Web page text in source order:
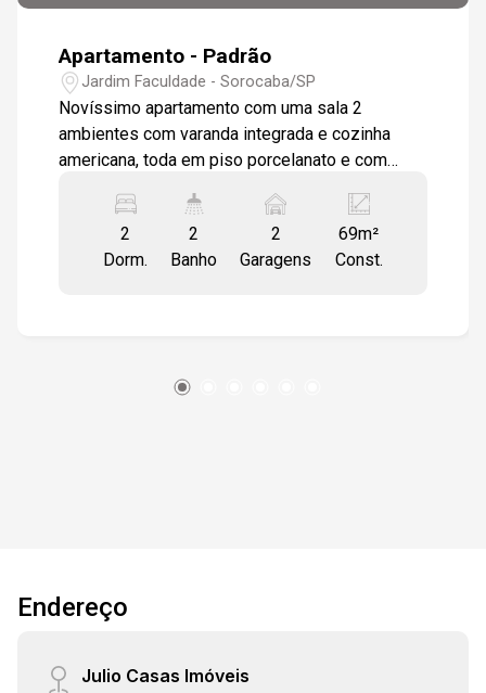
16:30
17:00
18:00
19:00
Apartamento - Padrão
Jardim Faculdade - Sorocaba/SP
Novíssimo apartamento com uma sala 2
ambientes com varanda integrada e cozinha
americana, toda em piso porcelanato e com
suíte, dormitórios com instalação para Split,
banheiro social e lavanderia. 2 vagas de
garagem coberta e demarcadas Cozinha toda
2
Dorm.
2
Banho
2
Garagens
69m²
Const.
Endereço
Julio Casas Imóveis